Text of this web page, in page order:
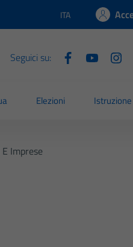
Lingua attiva:
ITA
Seguici su:
Elezioni Istruzione
Imprese